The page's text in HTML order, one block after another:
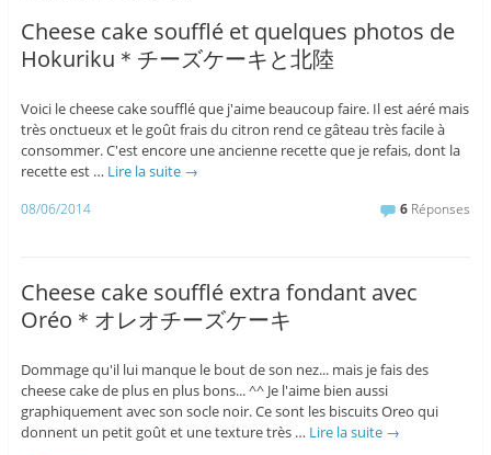
Cheese cake soufflé et quelques photos de
Hokuriku＊チーズケーキと北陸
Voici le cheese cake soufflé que j'aime beaucoup faire. Il est aéré mais
très onctueux et le goût frais du citron rend ce gâteau très facile à
consommer. C'est encore une ancienne recette que je refais, dont la
recette est … Lire la suite →
08/06/2014 6 Réponses
Cheese cake soufflé extra fondant avec
Oréo＊オレオチーズケーキ
Dommage qu'il lui manque le bout de son nez... mais je fais des
cheese cake de plus en plus bons... ^^ Je l'aime bien aussi
graphiquement avec son socle noir. Ce sont les biscuits Oreo qui
donnent un petit goût et une texture très … Lire la suite →